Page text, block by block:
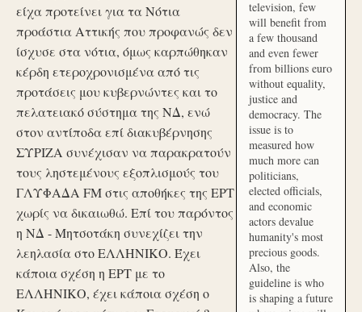
είχα προτείνει για τα Νότια
προάστια Αττικής που προφανώς δεν
ίσχυσε στα νότια, όμως καρπώθηκαν
κέρδη ετεροχρονισμένα από τις
προτάσεις μου κυβερνώντες και το
πελατειακό σύστημα της ΝΔ, ενώ
στον αντίποδα επί διακυβέρνησης
ΣΥΡΙΖΑ συνέχισαν να παρακρατούν
τους ληστεμένους εξοπλισμούς του
ΓΛΥΦΑΔΑ FM στις αποθήκες της ΕΡΤ
χωρίς να δικαιωθώ. Επί του παρόντος
η ΝΔ - Μητσοτάκη συνεχίζει την
λεηλασία στο ΕΛΛΗΝΙΚΟ. Έχει
κάποια σχέση η ΕΡΤ με το
ΕΛΛΗΝΙΚΟ, έχει κάποια σχέση ο
television, few
will benefit from
a few thousand
and even fewer
from billions euro
without equality,
justice and
democracy. The
issue is to
measured how
much more can
politicians,
elected officials,
and economic
actors devalue
humanity's most
precious goods.
Also, the
guideline is who
is shaping a future